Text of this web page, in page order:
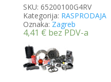
SKU: 65200100G4RV
Kategorija: RASPRODAJA
Oznaka: Zagreb
4,41 € bez PDV-a